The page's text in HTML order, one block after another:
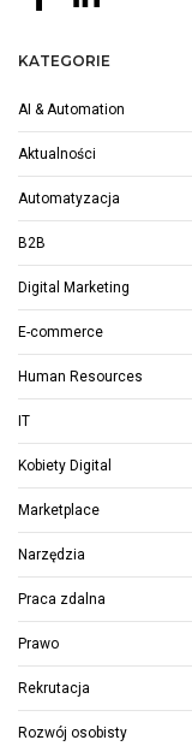
KATEGORIE
AI & Automation
Aktualności
Automatyzacja
B2B
Digital Marketing
E-commerce
Human Resources
IT
Kobiety Digital
Marketplace
Narzędzia
Praca zdalna
Prawo
Rekrutacja
Rozwój osobisty